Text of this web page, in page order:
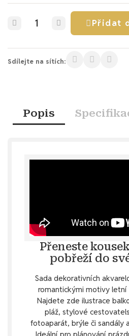
Přidat
Sdílejte na sítích:
Popis
Přeneste
pobřeží do
Sada dekorativních
romantickými motivy
Najdete zde ilustrace
pláž, stylové
fotoaparát, brýle či sandály